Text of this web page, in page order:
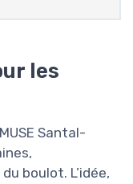
les
Santal-
boulot. L’idée,